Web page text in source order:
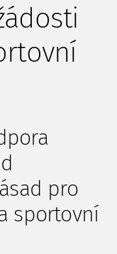
pro
sportovní